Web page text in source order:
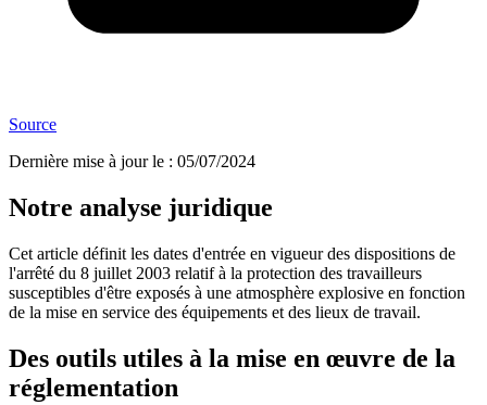
Source
Dernière mise à jour le : 05/07/2024
Notre analyse juridique
Cet article définit les dates d'entrée en vigueur des dispositions de
l'arrêté du 8 juillet 2003 relatif à la protection des travailleurs
susceptibles d'être exposés à une atmosphère explosive en fonction
de la mise en service des équipements et des lieux de travail.
Des outils utiles à la mise en œuvre de la
réglementation